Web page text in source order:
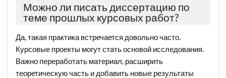
Можно ли писать диссертацию по
теме прошлых курсовых работ?
Да, такая практика встречается довольно часто.
Курсовые проекты могут стать основой исследования.
Важно переработать материал, расширить
теоретическую часть и добавить новые результаты